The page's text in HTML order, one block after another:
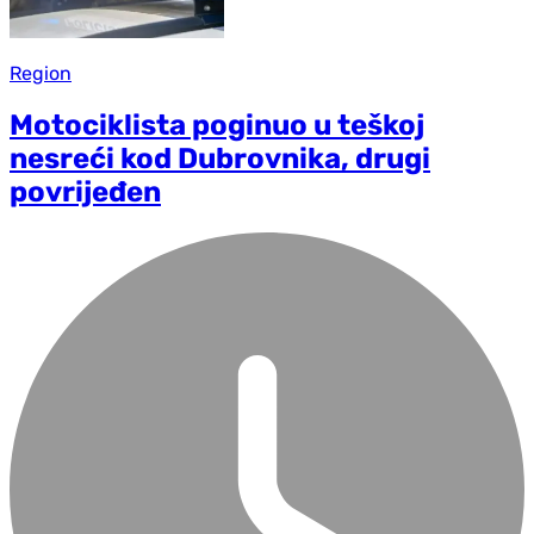
Region
Motociklista poginuo u teškoj
nesreći kod Dubrovnika, drugi
povrijeđen